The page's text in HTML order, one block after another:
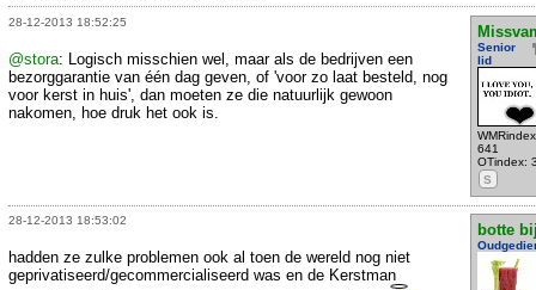
28-12-2013 18:52:25
Senior
lid
641
OTindex:
S
@stora: Logisch misschien wel, maar als de bedrijven een
bezorggarantie van één dag geven, of 'voor zo laat besteld, nog
voor kerst in huis', dan moeten ze die natuurlijk gewoon
nakomen, hoe druk het ook is.
28-12-2013 18:53:02
botte
hadden ze zulke problemen ook al toen de wereld nog niet
geprivatiseerd/gecommercialiseerd was en de Kerstman